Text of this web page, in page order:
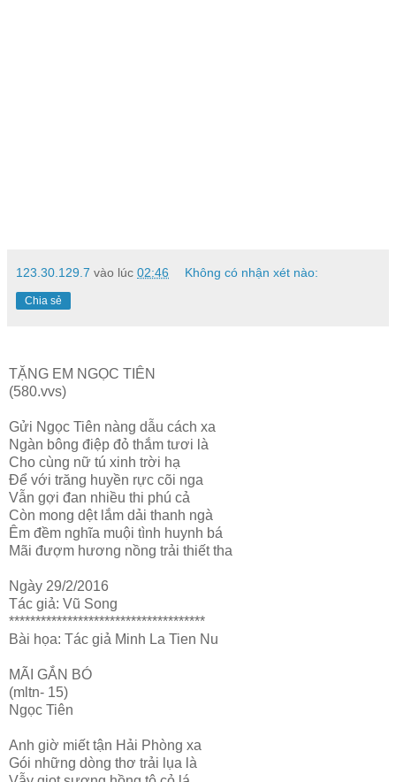
123.30.129.7 vào lúc 02:46 Không có nhận xét nào:
Chia sẻ
TẶNG EM NGỌC TIÊN
(580.vvs)
Gửi Ngọc Tiên nàng dẫu cách xa
Ngàn bông điệp đỏ thắm tươi là
Cho cùng nữ tú xinh trời hạ
Để với trăng huyền rực cõi nga
Vẫn gợi đan nhiều thi phú cả
Còn mong dệt lắm dải thanh ngà
Êm đềm nghĩa muội tình huynh bá
Mãi đượm hương nồng trải thiết tha
Ngày 29/2/2016
Tác giả: Vũ Song
*************************************
Bài họa: Tác giả Minh La Tien Nu
MÃI GẮN BÓ
(mltn- 15)
Ngọc Tiên
Anh giờ miết tận Hải Phòng xa
Gói những dòng thơ trải lụa là